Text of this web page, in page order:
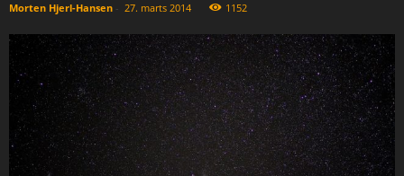
Morten Hjerl-Hansen - 27. marts 2014 1152